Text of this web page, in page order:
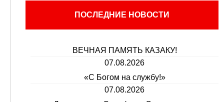
ПОСЛЕДНИЕ НОВОСТИ
ВЕЧНАЯ ПАМЯТЬ КАЗАКУ!
07.08.2026
«С Богом на службу!»
07.08.2026